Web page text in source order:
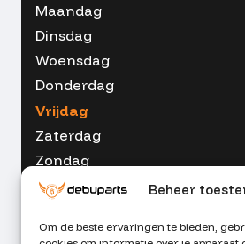
Beheer
Om de beste ervaringen te bieden,
Maandag
Dinsdag
Woensdag
Donderdag
Vrijdag
Zaterdag
Zondag